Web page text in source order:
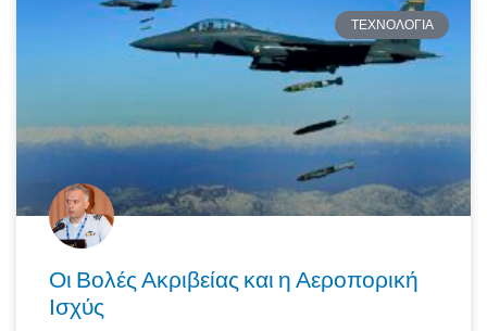
ΤΕΧΝΟΛΟΓΙΑ
Οι Βολές Ακριβείας και η Αεροπορική
Ισχύς